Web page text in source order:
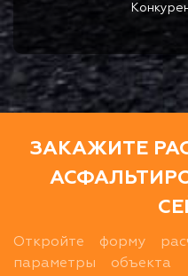
ЗАКАЖИТЕ
Откройте форму
параметры объекта